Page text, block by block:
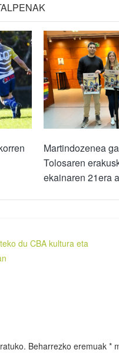
Martindozenea
Tolosaren
ekainaren 21era
du CBA kultura eta
Beharrezko eremuak *